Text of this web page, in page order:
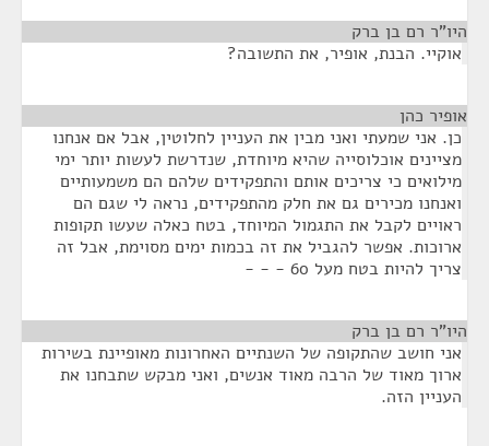
היו"ר רם בן ברק
אוקיי. הבנת, אופיר, את התשובה?
אופיר כהן
כן. אני שמעתי ואני מבין את העניין לחלוטין, אבל אם אנחנו
מציינים אוכלוסייה שהיא מיוחדת, שנדרשת לעשות יותר ימי
מילואים כי צריכים אותם והתפקידים שלהם הם משמעותיים
ואנחנו מכירים גם את חלק מהתפקידים, נראה לי שגם הם
ראויים לקבל את התגמול המיוחד, בטח כאלה שעשו תקופות
ארוכות. אפשר להגביל את זה בכמות ימים מסוימת, אבל זה
צריך להיות בטח מעל 60 - - -
היו"ר רם בן ברק
אני חושב שהתקופה של השנתיים האחרונות מאופיינת בשירות
ארוך מאוד של הרבה מאוד אנשים, ואני מבקש שתבחנו את
העניין הזה.